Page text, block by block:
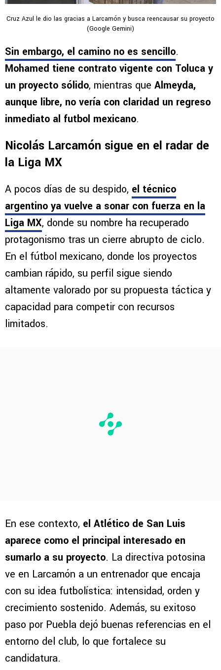
Cruz Azul le dio las gracias a Larcamón y busca reencausar su proyecto
(Google Gemini)
Sin embargo, el camino no es sencillo.
Mohamed tiene contrato vigente con Toluca y
un proyecto sólido, mientras que Almeyda,
aunque libre, no vería con claridad un regreso
inmediato al futbol mexicano.
Nicolás Larcamón sigue en el radar de
la Liga MX
A pocos días de su despido, el técnico
argentino ya vuelve a sonar con fuerza en la
Liga MX, donde su nombre ha recuperado
protagonismo tras un cierre abrupto de ciclo.
En el fútbol mexicano, donde los proyectos
cambian rápido, su perfil sigue siendo
altamente valorado por su propuesta táctica y
capacidad para competir con recursos
limitados.
En ese contexto, el Atlético de San Luis
aparece como el principal interesado en
sumarlo a su proyecto. La directiva potosina
ve en Larcamón a un entrenador que encaja
con su idea futbolística: intensidad, orden y
crecimiento sostenido. Además, su exitoso
paso por Puebla dejó buenas referencias en el
entorno del club, lo que fortalece su
candidatura.